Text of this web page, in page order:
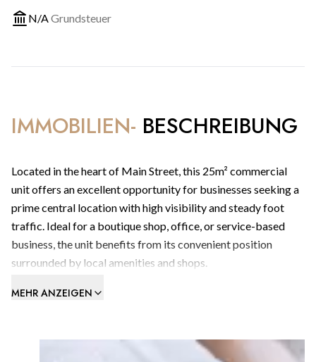
N/AGrundsteuer
IMMOBILIEN- BESCHREIBUNG
Located in the heart of Main Street, this 25m² commercial
unit offers an excellent opportunity for businesses seeking a
prime central location with high visibility and steady foot
traffic. Ideal for a boutique shop, office, or service-based
business, the unit benefits from its convenient position
surrounded by local amenities and shops.
MEHR ANZEIGEN